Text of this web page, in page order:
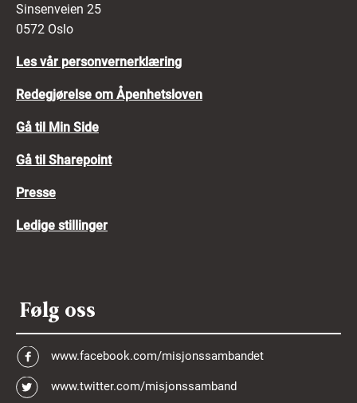
Sinsenveien 25
0572 Oslo
Les vår personvernerklæring
Redegjørelse om Åpenhetsloven
Gå til Min Side
Gå til Sharepoint
Presse
Ledige stillinger
Følg oss
www.facebook.com/misjonssambandet
www.twitter.com/misjonssamband